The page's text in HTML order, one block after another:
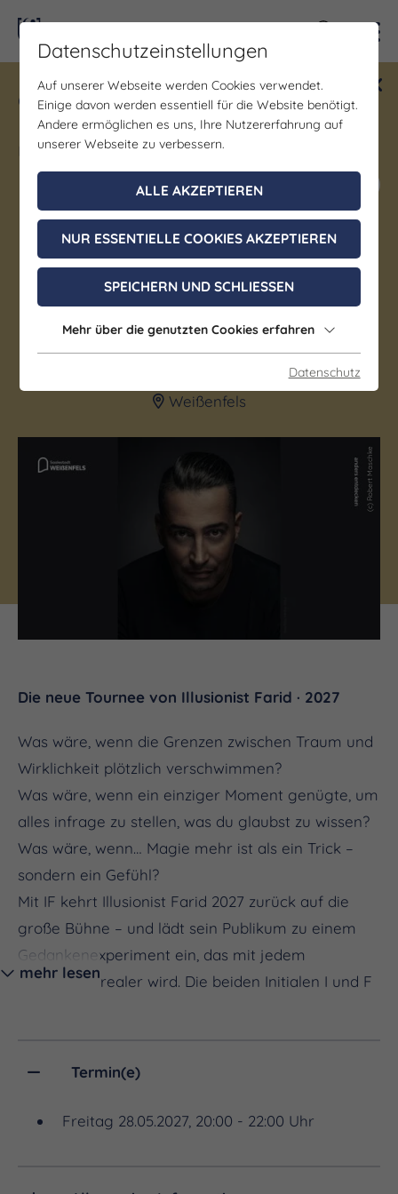
Gewinne ein Blind Date mit Saale-
Unstrut! Teilnahme vom 1.7. - 18.12.
möglich.
Jetzt mitmachen
Brauchtum/Kultur | Bühne/Theater | Sonstiges |
Kunst | Kunst & Kultur
FARID – IF – WAS WÄRE
WENN …
28. Mai 2027, 20:00 - 22:00 Uhr
Weißenfels
(c) Robert Maschke
Die neue Tournee von Illusionist Farid · 2027
Was wäre, wenn die Grenzen zwischen Traum und
Wirklichkeit plötzlich verschwimmen?
Was wäre, wenn ein einziger Moment genügte, um
alles infrage zu stellen, was du glaubst zu wissen?
Was wäre, wenn… Magie mehr ist als ein Trick –
sondern ein Gefühl?
Mit IF kehrt Illusionist Farid 2027 zurück auf die
große Bühne – und lädt sein Publikum zu einem
Gedankenexperiment ein, das mit jedem
Augenblick realer wird. Die beiden Initialen I und F
Was wäre, wenn du die Zeit zurückdrehen
mehr lesen
Termin(e)
Freitag 28.05.2027, 20:00 - 22:00 Uhr
Datenschutzeinstellungen
Auf unserer Webseite werden Cookies verwendet.
Einige davon werden essentiell für die Website benötigt.
Andere ermöglichen es uns, Ihre Nutzererfahrung auf
unserer Webseite zu verbessern.
ALLE AKZEPTIEREN
NUR ESSENTIELLE COOKIES AKZEPTIEREN
SPEICHERN UND SCHLIESSEN
Mehr über die genutzten Cookies erfahren
Datenschutz